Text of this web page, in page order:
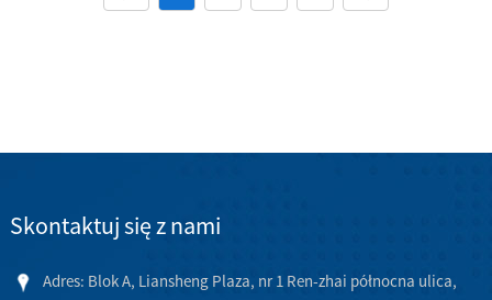
Skontaktuj się z nami
Adres: Blok A, Liansheng Plaza, nr 1 Ren-zhai północna ulica,